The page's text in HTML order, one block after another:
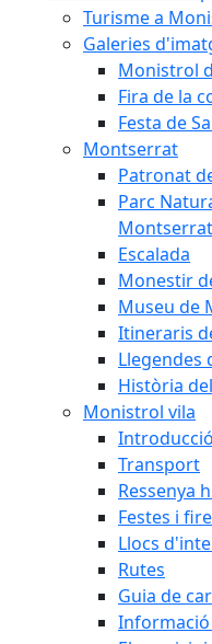
Turisme a
Galeries
Monistrol
Fira de la
Festa de
Montserrat
Patronat
Parc
Montserrat
Escalada
Monestir
Museu de
Itineraris
Llegendes
Història
Monistrol vila
Introducció
Transport
Ressenya
Festes i
Llocs
Rutes
Guia de